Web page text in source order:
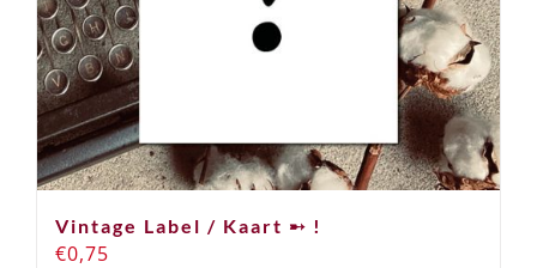
Vintage Label / Kaart ➸ !
€0,75